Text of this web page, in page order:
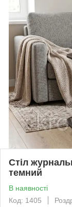
Стіл
темний
В наявності
Код: 1405